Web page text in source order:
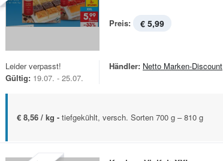
Preis: € 5,99
Leider verpasst!
Gültig: 19.07. - 25.07.
Händler: Netto Marken-Discount
€ 8,56 / kg - tiefgekühlt, versch. Sorten 700 g – 810 g